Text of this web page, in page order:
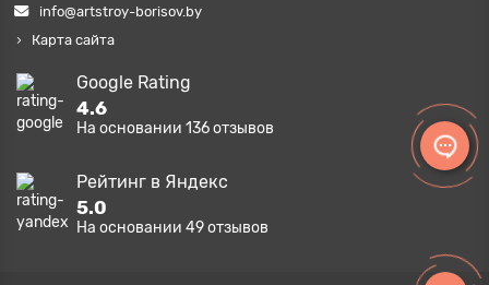
info@artstroy-borisov.by
Карта сайта
Google Rating
4.6
На основании 136отзывов
Рейтинг в Яндекс
5.0
На основании 49отзывов